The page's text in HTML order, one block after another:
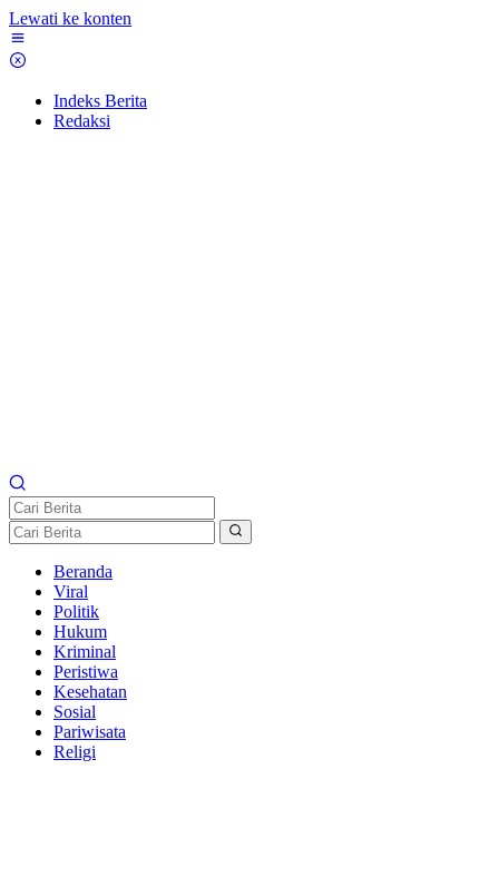
Lewati ke konten
Indeks Berita
Redaksi
Beranda
Viral
Politik
Hukum
Kriminal
Peristiwa
Kesehatan
Sosial
Pariwisata
Religi